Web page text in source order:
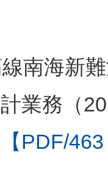
南海新
業務（
PDF/